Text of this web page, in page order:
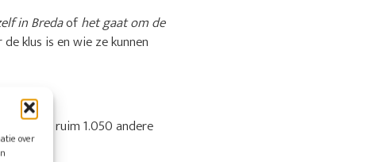
over
in Bredaofhet gaat om de
klus is en wie ze kunnen
ook uit ruim 1.050 andere